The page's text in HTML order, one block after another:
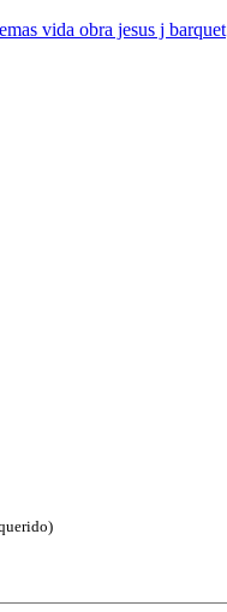
vida obra jesus j barquet